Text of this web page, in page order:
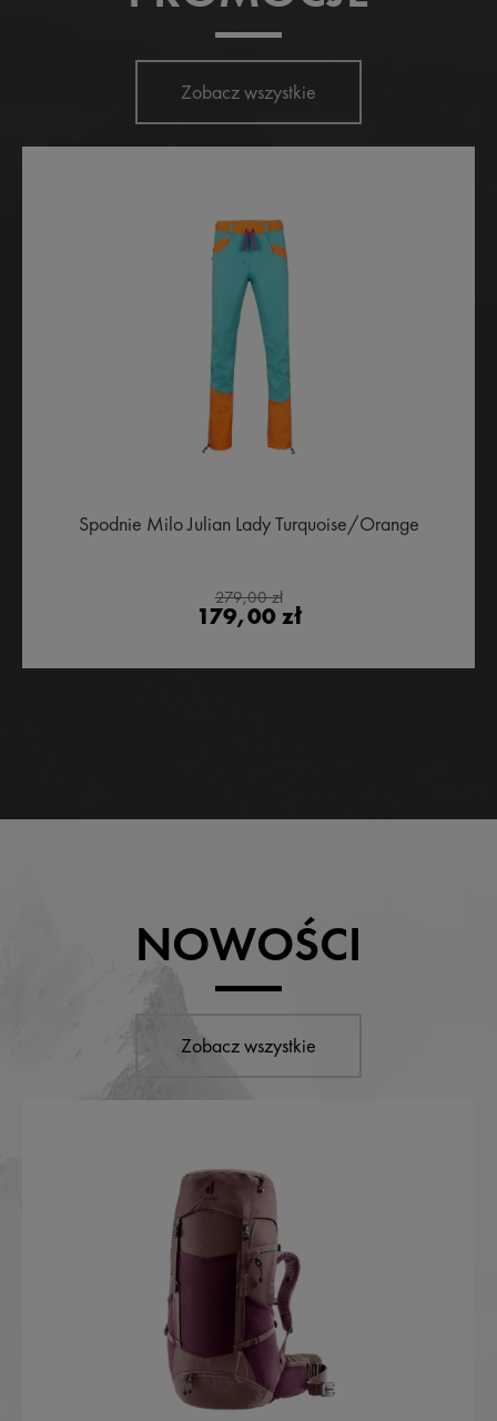
Zobacz wszystkie
Spodnie Milo Julian Lady Turquoise/Orange
279,00 zł
179,00 zł
NOWOŚCI
Zobacz wszystkie